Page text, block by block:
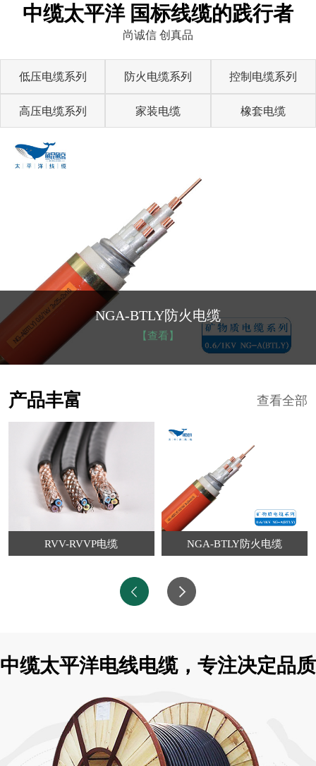
中缆太平洋 国标线缆的践行者
尚诚信 创真品
低压电缆系列 防火电缆系列 控制电缆系列
高压电缆系列 家装电缆 橡套电缆
NGA-BTLY防火电缆
【查看】
查看全部
产品丰富
RVV-RVVP电缆 NGA-BTLY防火电缆
中缆太平洋电线电缆，专注决定品质